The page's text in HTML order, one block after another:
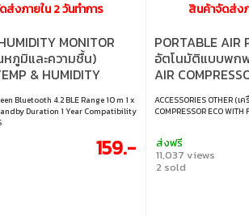
ส่งภายใน 2 วันทำการ
MONITOR
ภูมิและความชื้น)
& HUMIDITY
- WHITE
Bluetooth 4.2 BLE Range 10 m 1 x
Duration 1 Year Compatibility
159.-
สินค้าจัดส่ง
PORTABLE
อัตโนมัติแบบพก
AIR
ACCESSORIES OTHER
COMPRESSOR ECO WITH
ส่งฟรี
11,037 views
2 sold